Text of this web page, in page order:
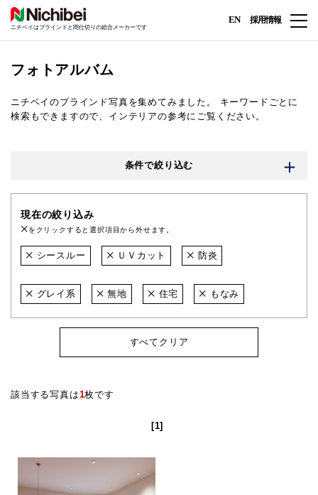
ニチベイはブラインドと間仕切りの総合メーカーです
EN 採用情報
フォトアルバム
ニチベイのブラインド写真を集めてみました。
キーワードごとに
検索もできますので、インテリアの参考にご覧ください。
条件で絞り込む
現在の絞り込み
をクリックすると選択項目から外せます。
シースルー ＵＶカット 防炎
グレイ系 無地 住宅 もなみ
すべてクリア
該当する写真は1枚です
[1]